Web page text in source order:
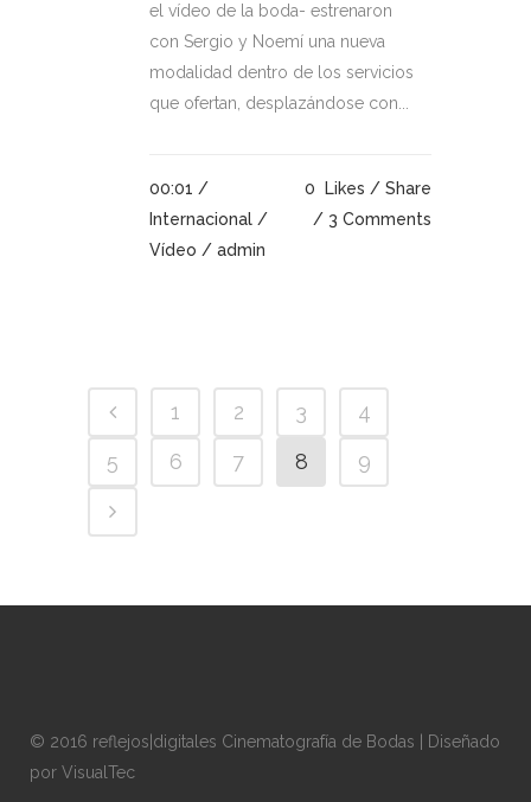
el vídeo de la boda- estrenaron
con Sergio y Noemí una nueva
modalidad dentro de los servicios
que ofertan, desplazándose con...
00:01 /
Internacional /
Vídeo / admin
0 Likes
Share
3 Comments
1 2 3
4
5
6 7 8 9
© 2016 reflejos|digitales Cinematografía de Bodas | Diseñado
por VisualTec